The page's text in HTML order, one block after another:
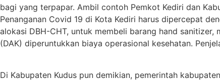
bagi yang terpapar. Ambil contoh Pemkot Kediri dan
Penanganan Covid 19 di Kota Kediri harus dipercepat
alokasi DBH-CHT, untuk membeli barang hand
(DAK) diperuntukkan biaya operasional kesehatan.
Di Kabupaten Kudus pun demikian, pemerintah